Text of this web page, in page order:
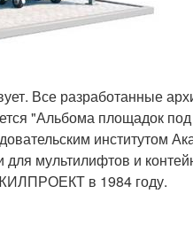
Все разработанные
"Альбома площадок
институтом
для мультилифтов и
в 1984 году.